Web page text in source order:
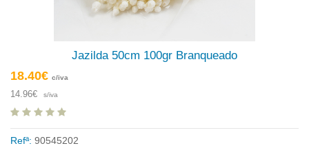
Jazilda 50cm 100gr Branqueado
18.40€ c/iva
14.96€ s/iva
Refª: 90545202